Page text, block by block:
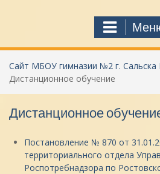
Сайт МБОУ гимназии №2 г. Сальска
Дистанционное обучение
Дистанционное
Постановление № 870 от
территориального отдела
Роспотребнадзора по